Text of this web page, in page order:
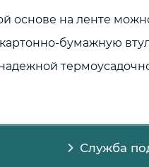
основе на ленте
бумажную
Служба